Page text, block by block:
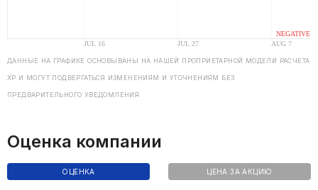
ДАННЫЕ НА ГРАФИКЕ ОСНОВЫВАНЫ НА НАШЕЙ ПРОПРИЕТАРНОЙ МОДЕЛИ РАСЧЕТА
ХP И МОГУТ ПОДВЕРГАТЬСЯ ИЗМЕНЕНИЯМ И УТОЧНЕНИЯМ БЕЗ
ПРЕДВАРИТЕЛЬНОГО УВЕДОМЛЕНИЯ
Оценка компании
ОЦЕНКА ЦЕНА ЗА АКЦИЮ